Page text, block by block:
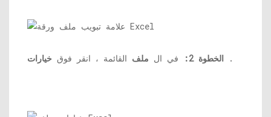
الخطوة 2: في ال ملف القائمة ، انقر فوق خيارات .